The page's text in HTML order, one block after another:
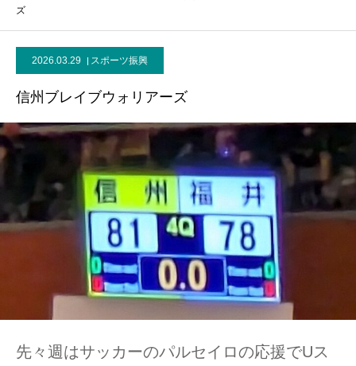
ズ
2026.03.29 スポーツ振興
信州ブレイブウォリアーズ
先々週はサッカーのパルセイロの応援でUス